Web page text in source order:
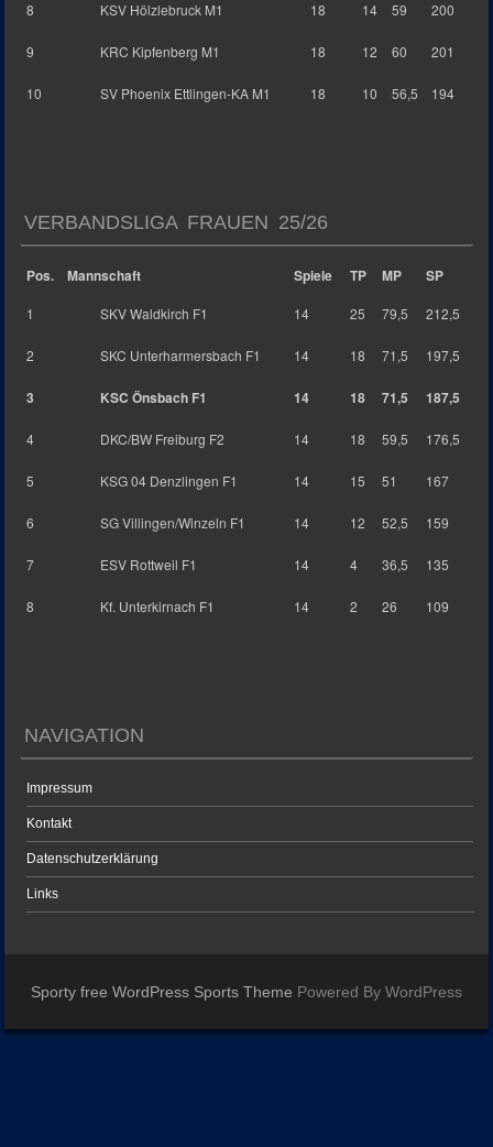
8 KSV Hölzlebruck M1 18 14 59 200
9 KRC Kipfenberg M1 18 12 60 201
10 SV Phoenix Ettlingen-KA M1 18 10 56,5 194
VERBANDSLIGA FRAUEN 25/26
Pos. Mannschaft Spiele TP MP SP
1 SKV Waldkirch F1 14 25 79,5 212,5
2 SKC Unterharmersbach F1 14 18 71,5 197,5
3 KSC Önsbach F1 14 18 71,5 187,5
4 DKC/BW Freiburg F2 14 18 59,5 176,5
5 KSG 04 Denzlingen F1 14 15 51 167
6 SG Villingen/Winzeln F1 14 12 52,5 159
7 ESV Rottweil F1 14 4 36,5 135
8 Kf. Unterkirnach F1 14 2 26 109
NAVIGATION
Impressum
Kontakt
Datenschutzerklärung
Links
Sporty free WordPress Sports Theme Powered By WordPress